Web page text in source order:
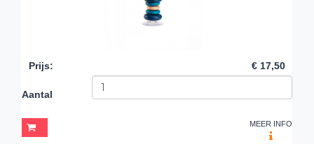
Prijs: € 17,50
Aantal
MEER INFO